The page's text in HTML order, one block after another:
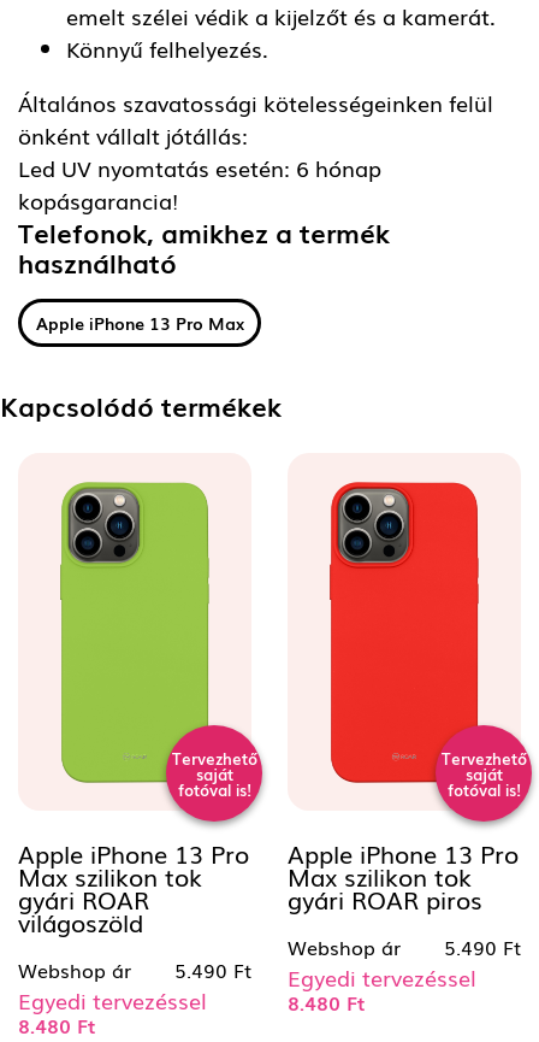
emelt szélei védik a kijelzőt és a kamerát.
Könnyű felhelyezés.
Általános szavatossági kötelességeinken felül
önként vállalt jótállás:
Led UV nyomtatás esetén: 6 hónap
kopásgarancia!
Telefonok, amikhez a termék
használható
Apple iPhone 13 Pro Max
Kapcsolódó termékek
Tervezhető
saját
fotóval is!
Apple iPhone 13 Pro
Max szilikon tok
gyári ROAR
világoszöld
Webshop ár 5.490 Ft
Egyedi tervezéssel
8.480 Ft
Tervezhető
saját
fotóval is!
Apple iPhone 13 Pro
Max szilikon tok
gyári ROAR piros
Webshop ár 5.490 Ft
Egyedi tervezéssel
8.480 Ft